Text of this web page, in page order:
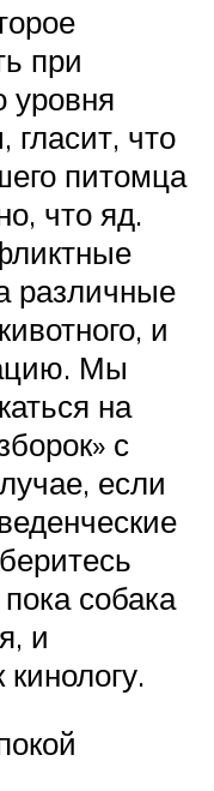
при
уровня
что
питомца
что яд.
различные
и
Мы
на
с
если
собака
и